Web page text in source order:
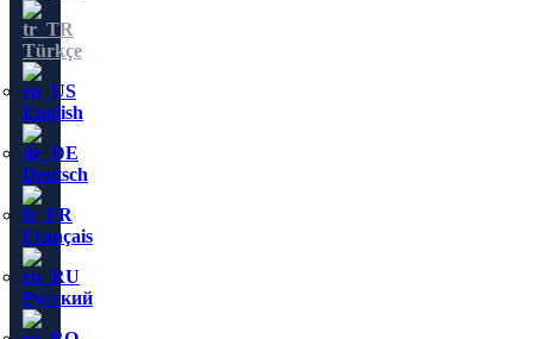
Türkçe
English
Deutsch
Français
Русский